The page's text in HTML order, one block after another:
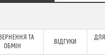
ТА
ОБМІН
ВІДГУКИ